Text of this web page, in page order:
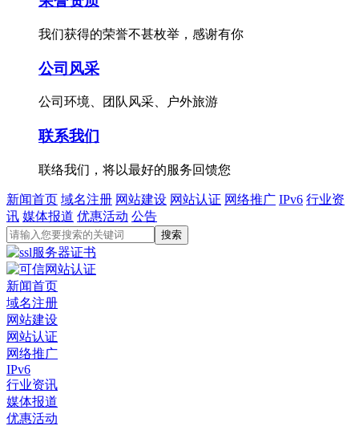
我们获得的荣誉不甚枚举，感谢有你
公司风采
公司环境、团队风采、户外旅游
联系我们
联络我们，将以最好的服务回馈您
新闻首页 域名注册 网站建设 网站认证 网络推广 IPv6 行业资
讯 媒体报道 优惠活动 公告
新闻首页
域名注册
网站建设
网站认证
网络推广
IPv6
行业资讯
媒体报道
优惠活动